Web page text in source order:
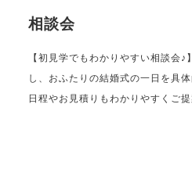
相談会
【初見学でもわかりやすい相談会
し、おふたりの結婚式の一日を具
日程やお見積りもわかりやすくご提